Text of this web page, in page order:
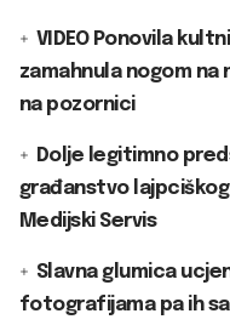
VIDEO Ponovila
zamahnula nogom na
na pozornici
Dolje legitimno
građanstvo
Medijski Servis
Slavna glumica
fotografijama pa ih